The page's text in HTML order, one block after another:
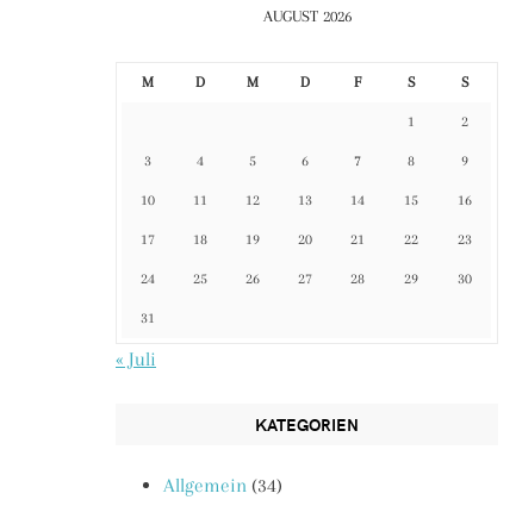
AUGUST 2026
M D M D F S S
1 2
3 4 5 6 7 8 9
10 11 12 13 14 15 16
17 18 19 20 21 22 23
24 25 26 27 28 29 30
31
« Juli
KATEGORIEN
Allgemein (34)